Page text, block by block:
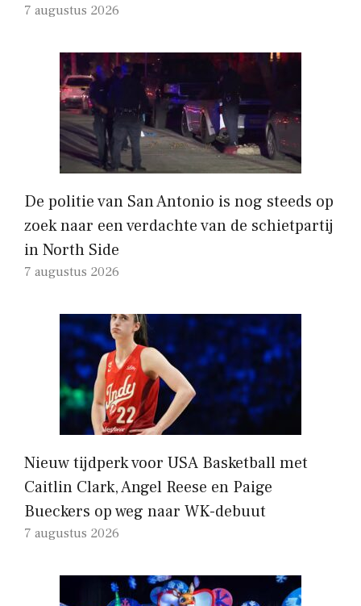
7 augustus 2026
De politie van San Antonio is nog steeds op
zoek naar een verdachte van de schietpartij
in North Side
7 augustus 2026
Nieuw tijdperk voor USA Basketball met
Caitlin Clark, Angel Reese en Paige
Bueckers op weg naar WK-debuut
7 augustus 2026